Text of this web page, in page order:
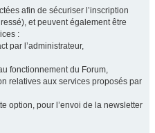
afin de sécuriser l’inscription
et peuvent également être
:
par l’administrateur,
fonctionnement du Forum,
relatives aux services proposés par
option, pour l’envoi de la newsletter